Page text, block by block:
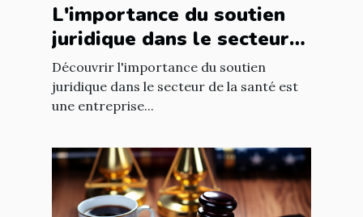
L'importance du soutien
juridique dans le secteur
de la santé
Découvrir l'importance du soutien
juridique dans le secteur de la santé est
une entreprise...